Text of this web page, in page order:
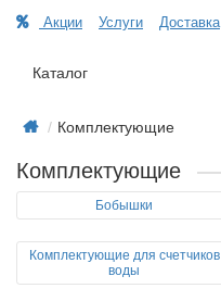
Акции Услуги Доставка
Каталог
Комплектующие
Комплектующие
Бобышки
Комплектующие для счетчиков
воды